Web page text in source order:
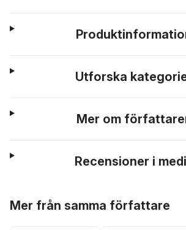
Utforska
Mer om
Recensioner i
Mer från samma författare